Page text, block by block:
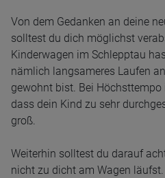
Von dem Gedanken an deine
solltest du dich möglichst
Kinderwagen im Schlepptau
nämlich langsameres Laufen
gewohnt bist. Bei
dass dein Kind zu sehr
groß.
Weiterhin solltest du darauf
nicht zu dicht am Wagen